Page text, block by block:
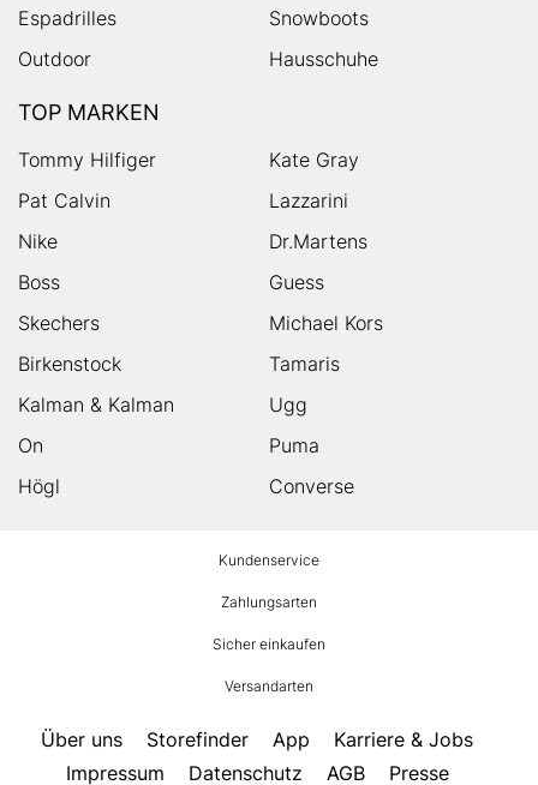
Espadrilles
Snowboots
Outdoor
Hausschuhe
TOP MARKEN
Tommy Hilfiger
Kate Gray
Pat Calvin
Lazzarini
Nike
Dr.Martens
Boss
Guess
Skechers
Michael Kors
Birkenstock
Tamaris
Kalman & Kalman
Ugg
On
Puma
Högl
Converse
Kundenservice
Zahlungsarten
Sicher einkaufen
Versandarten
Über uns Storefinder App
Karriere & Jobs
Impressum
Datenschutz AGB Presse